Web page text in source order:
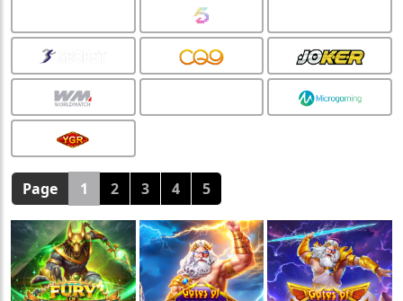
Page 1 2 3 4 5